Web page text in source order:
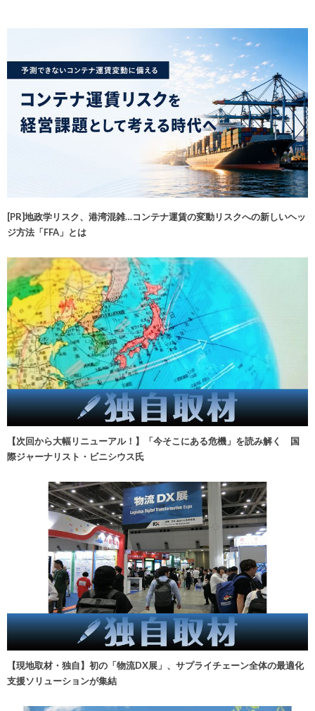
[PR]地政学リスク、港湾混雑…コンテナ運賃の変動リスクへの新しいヘッ
ジ方法「FFA」とは
【次回から大幅リニューアル！】「今そこにある危機」を読み解く 国
際ジャーナリスト・ビニシウス氏
【現地取材・独自】初の「物流DX展」、サプライチェーン全体の最適化
支援ソリューションが集結